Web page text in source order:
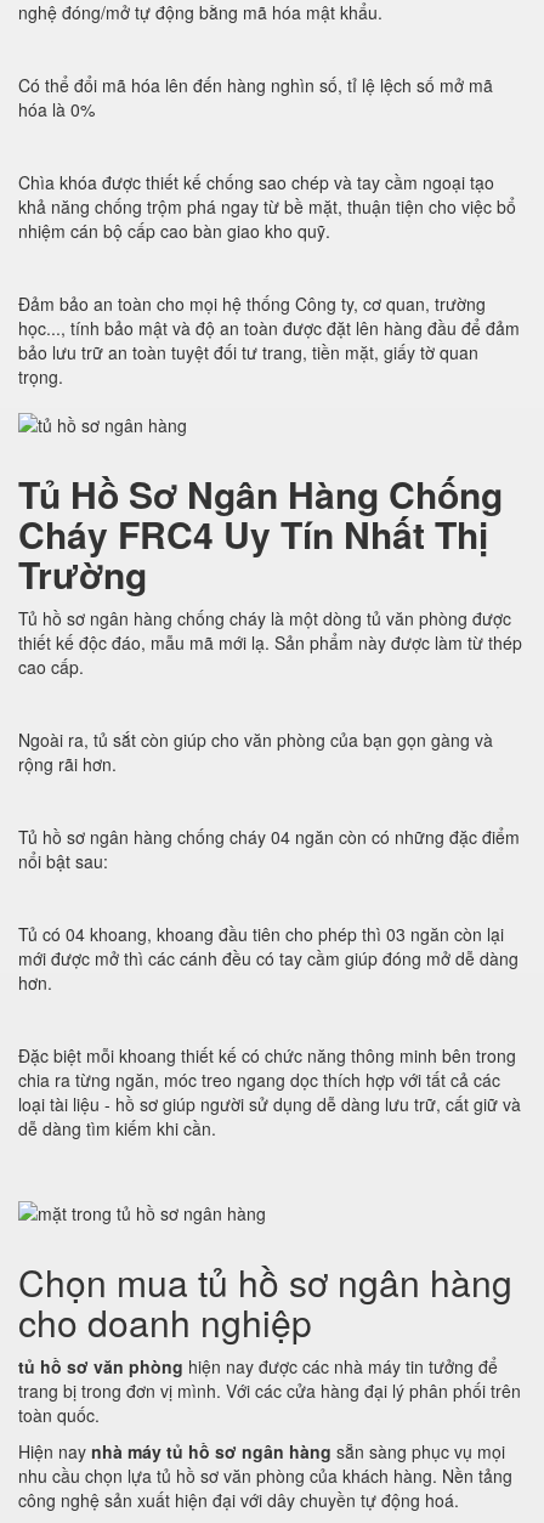
nghệ đóng/mở tự động bằng mã hóa mật khẩu.
Có thể đổi mã hóa lên đến hàng nghìn số, tỉ lệ lệch số mở mã
hóa là 0%
Chìa khóa được thiết kế chống sao chép và tay cầm ngoại tạo
khả năng chống trộm phá ngay từ bề mặt, thuận tiện cho việc bổ
nhiệm cán bộ cấp cao bàn giao kho quỹ.
Đảm bảo an toàn cho mọi hệ thống Công ty, cơ quan, trường
học..., tính bảo mật và độ an toàn được đặt lên hàng đầu để đảm
bảo lưu trữ an toàn tuyệt đối tư trang, tiền mặt, giấy tờ quan
trọng.
Tủ Hồ Sơ Ngân Hàng Chống
Cháy FRC4 Uy Tín Nhất Thị
Trường
Tủ hồ sơ ngân hàng chống cháy là một dòng tủ văn phòng được
thiết kế độc đáo, mẫu mã mới lạ. Sản phẩm này được làm từ thép
cao cấp.
Ngoài ra, tủ sắt còn giúp cho văn phòng của bạn gọn gàng và
rộng rãi hơn.
Tủ hồ sơ ngân hàng chống cháy 04 ngăn còn có những đặc điểm
nổi bật sau:
Tủ có 04 khoang, khoang đầu tiên cho phép thì 03 ngăn còn lại
mới được mở thì các cánh đều có tay cầm giúp đóng mở dễ dàng
hơn.
Đặc biệt mỗi khoang thiết kế có chức năng thông minh bên trong
chia ra từng ngăn, móc treo ngang dọc thích hợp với tất cả các
loại tài liệu - hồ sơ giúp người sử dụng dễ dàng lưu trữ, cất giữ và
dễ dàng tìm kiếm khi cần.
Chọn mua tủ hồ sơ ngân hàng
cho doanh nghiệp
tủ hồ sơ văn phòng hiện nay được các nhà máy tin tưởng để
trang bị trong đơn vị mình. Với các cửa hàng đại lý phân phối trên
toàn quốc.
Hiện nay nhà máy tủ hồ sơ ngân hàng sẵn sàng phục vụ mọi
nhu cầu chọn lựa tủ hồ sơ văn phòng của khách hàng. Nền tảng
công nghệ sản xuất hiện đại với dây chuyền tự động hoá.